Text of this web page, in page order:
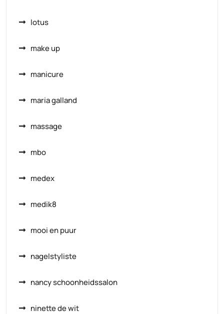
lotus
make up
manicure
maria galland
massage
mbo
medex
medik8
mooi en puur
nagelstyliste
nancy schoonheidssalon
ninette de wit